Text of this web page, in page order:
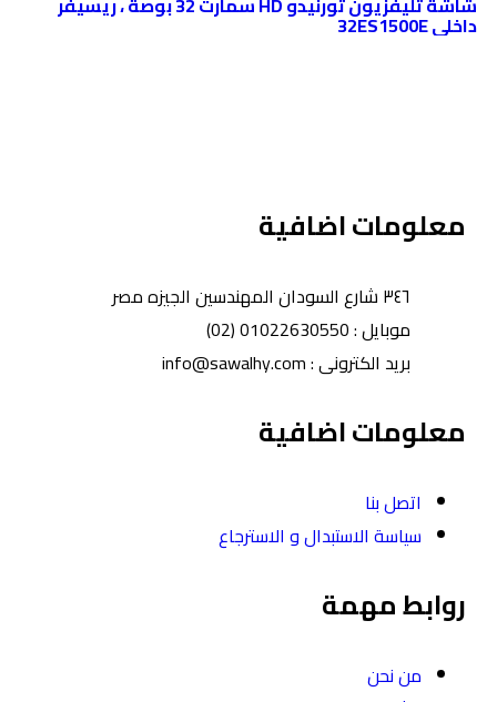
داخلي 32ES1500E
معلومات اضافية
٣٤٦ شارع السودان المهندسين الجيزه مصر
موبايل : 01022630550 (02)
بريد الكترونى : info@sawalhy.com
معلومات اضافية
اتصل بنا
سياسة الاستبدال و الاسترجاع
روابط مهمة
من نحن